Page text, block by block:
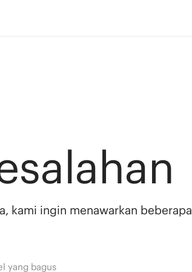
kami ingin menawarkan beberapa
yang bagus